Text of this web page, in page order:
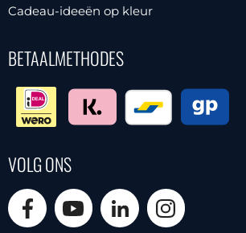
Cadeau-ideeën op kleur
BETAALMETHODES
VOLG ONS